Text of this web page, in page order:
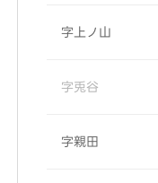
字上ノ山
字兎谷
字親田